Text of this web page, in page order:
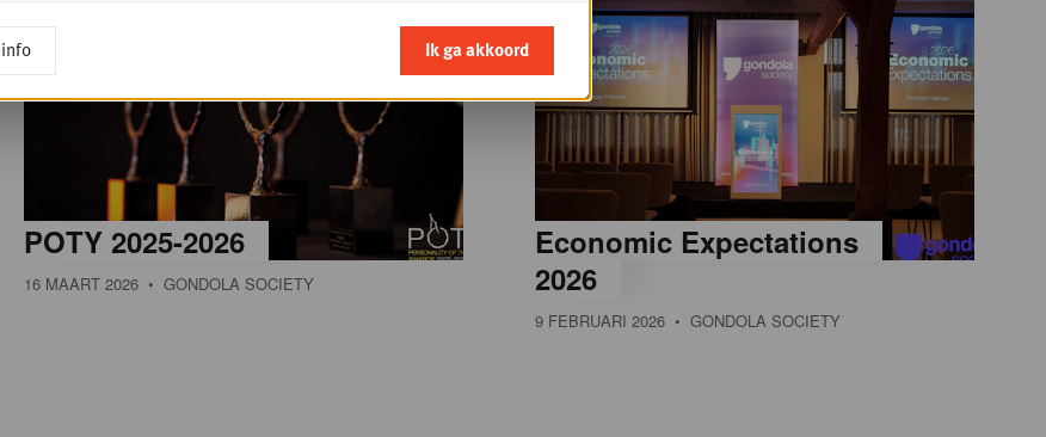
POTY 2025-2026
16 MAART 2026 • GONDOLA SOCIETY
Economic Expectations
2026
9 FEBRUARI 2026 • GONDOLA SOCIETY
Ik ga akkoord